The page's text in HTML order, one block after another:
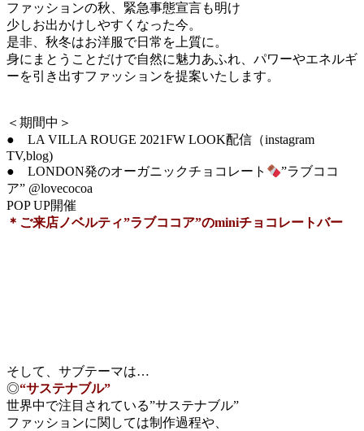
ファッションの秋、緊急事態宣言も明け
少しお出かけしやすくなった今。
是非、秋冬はお洋服で日常を上質に。
身にまとうことだけで自然に魅力あふれ、パワーやエネルギ
ーを引き出すファッションを提案いたします。
＜期間中＞
● LA VILLA ROUGE 2021FW LOOK配信（instagram
TV,blog)
● LONDON発のオーガニックチョコレート
”ラブココ
ア” @lovecocoa
POP UP開催
＊ご来店ノベルティ”ラブココア”のminiチョコレートバー
そして、サブテーマは…
◎“サステナブル”
世界中で注目されている”サステナブル”
ファッションに関しては制作過程や、